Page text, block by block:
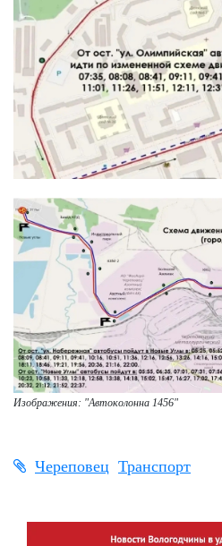
Изображения: "Автоколонна 1456"
Череповец Транспорт